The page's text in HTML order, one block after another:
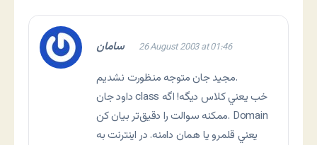
سامان 26 August 2003 at 01:46
مجيد جان متوجه منظورت نشديم.
داود جان class خب يعني کلاس ديگه! اگه
ممکنه سوالت را دقيق‌تر بيان کن. Domain
يعني قلمرو يا همان دامنه. در اينترنت به